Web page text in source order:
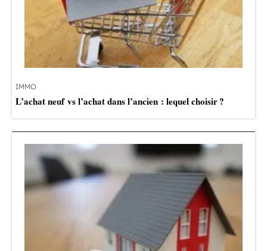
IMMO
L’achat neuf vs l’achat dans l’ancien : lequel choisir ?